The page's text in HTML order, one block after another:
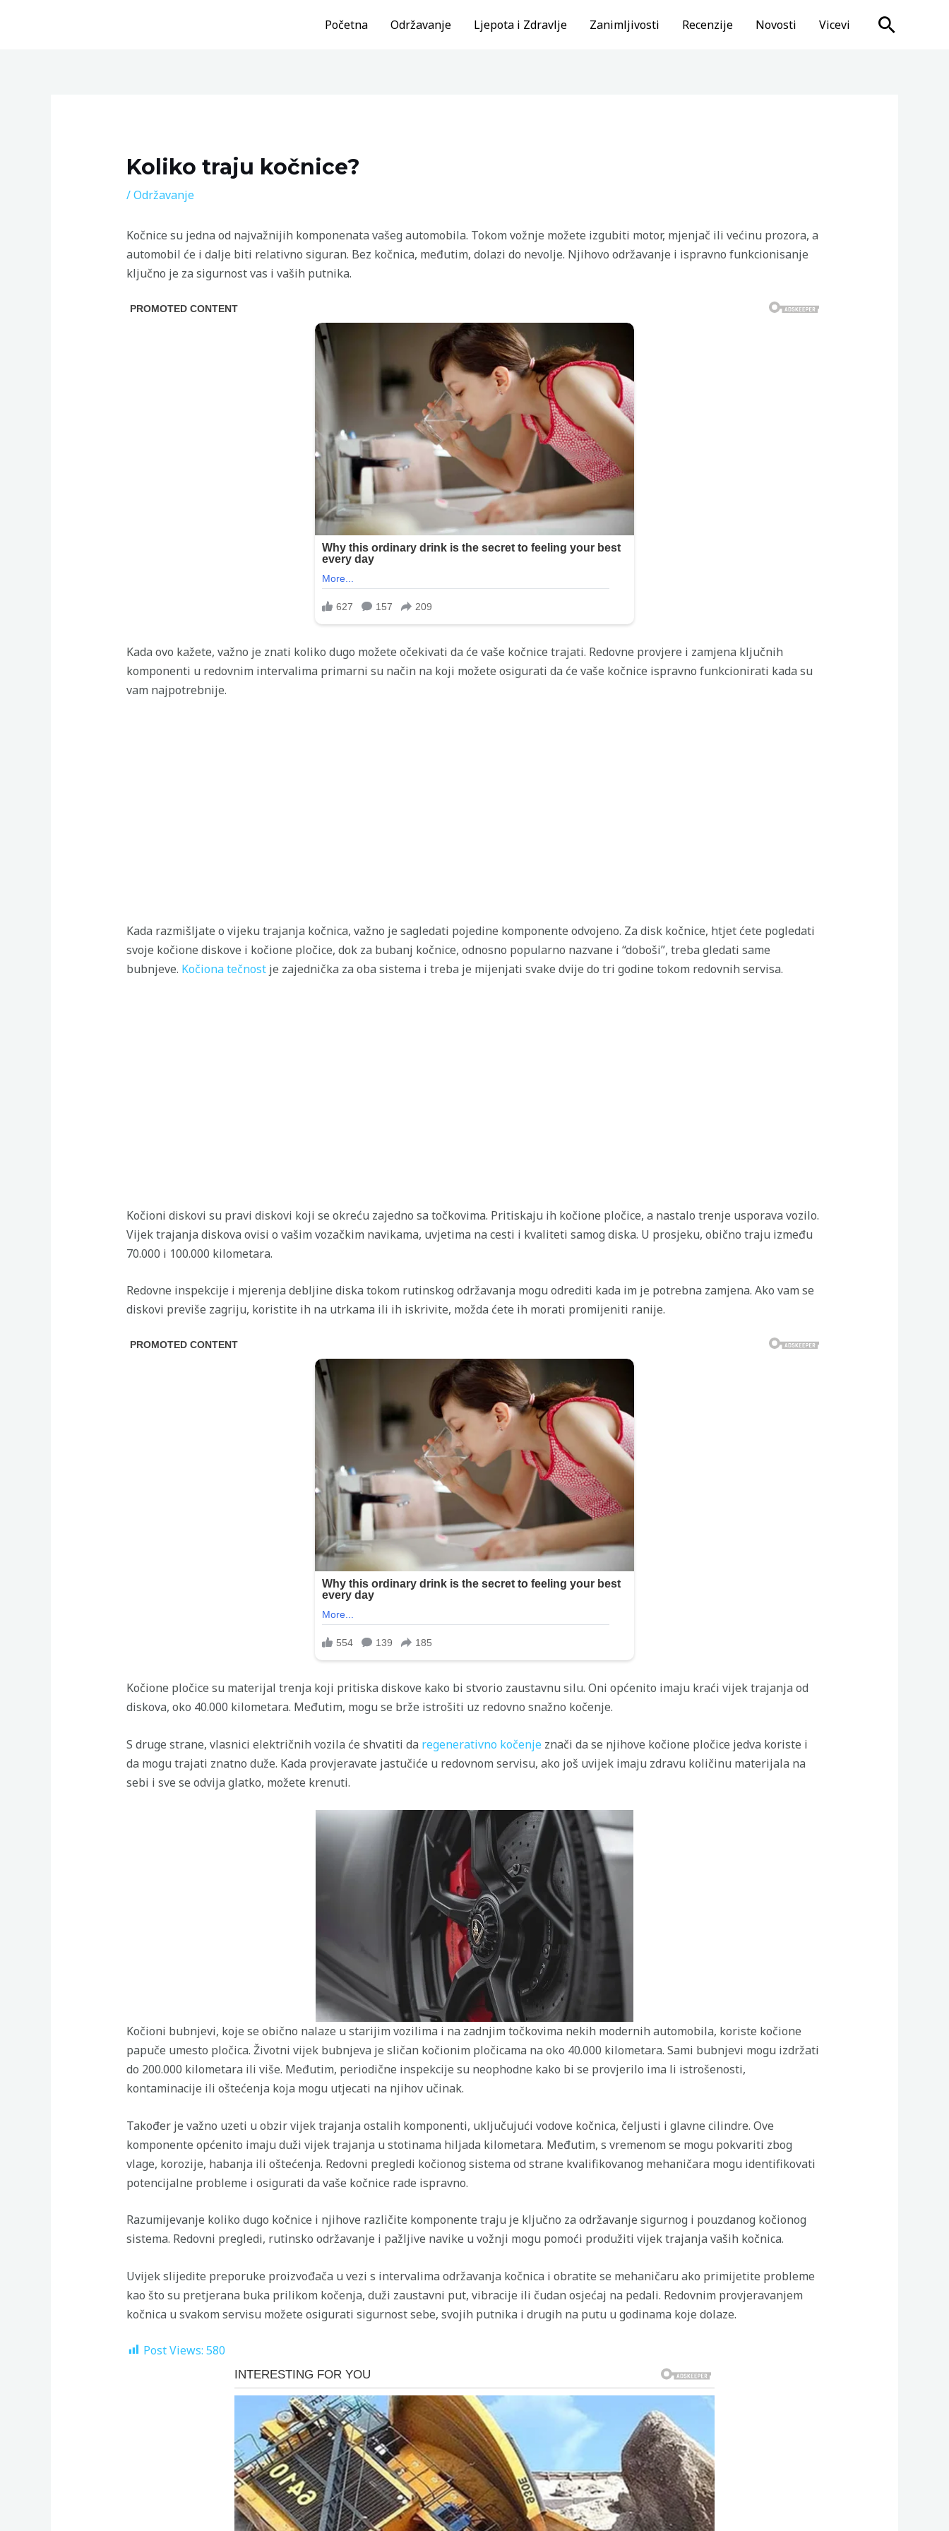
Početna Održavanje Ljepota i Zdravlje Zanimljivosti Recenzije Novosti Vicevi Search
Koliko traju kočnice?
/Održavanje
Kočnice su jedna od najvažnijih komponenata vašeg automobila. Tokom vožnje možete izgubiti motor, mjenjač ili većinu prozora, a
automobil će i dalje biti relativno siguran. Bez kočnica, međutim, dolazi do nevolje. Njihovo održavanje i ispravno funkcionisanje
ključno je za sigurnost vas i vaših putnika.
Kada ovo kažete, važno je znati koliko dugo možete očekivati ​​da će vaše kočnice trajati. Redovne provjere i zamjena ključnih
komponenti u redovnim intervalima primarni su način na koji možete osigurati da će vaše kočnice ispravno funkcionirati kada su
vam najpotrebnije.
Kada razmišljate o vijeku trajanja kočnica, važno je sagledati pojedine komponente odvojeno. Za disk kočnice, htjet ćete pogledati
svoje kočione diskove i kočione pločice, dok za bubanj kočnice, odnosno popularno nazvane i “doboši”, treba gledati same
bubnjeve. Kočiona tečnostje zajednička za oba sistema i treba je mijenjati svake dvije do tri godine tokom redovnih servisa.
Kočioni diskovi su pravi diskovi koji se okreću zajedno sa točkovima. Pritiskaju ih kočione pločice, a nastalo trenje usporava vozilo.
Vijek trajanja diskova ovisi o vašim vozačkim navikama, uvjetima na cesti i kvaliteti samog diska. U prosjeku, obično traju između
70.000 i 100.000 kilometara.
Redovne inspekcije i mjerenja debljine diska tokom rutinskog održavanja mogu odrediti kada im je potrebna zamjena. Ako vam se
diskovi previše zagriju, koristite ih na utrkama ili ih iskrivite, možda ćete ih morati promijeniti ranije.
Kočione pločice su materijal trenja koji pritiska diskove kako bi stvorio zaustavnu silu. Oni općenito imaju kraći vijek trajanja od
diskova, oko 40.000 kilometara. Međutim, mogu se brže istrošiti uz redovno snažno kočenje.
S druge strane, vlasnici električnih vozila će shvatiti da regenerativno kočenjeznači da se njihove kočione pločice jedva koriste i
da mogu trajati znatno duže. Kada provjeravate jastučiće u redovnom servisu, ako još uvijek imaju zdravu količinu materijala na
sebi i sve se odvija glatko, možete krenuti.
Kočioni bubnjevi, koje se obično nalaze u starijim vozilima i na zadnjim točkovima nekih modernih automobila, koriste kočione
papuče umesto pločica. Životni vijek bubnjeva je sličan kočionim pločicama na oko 40.000 kilometara. Sami bubnjevi mogu izdržati
do 200.000 kilometara ili više. Međutim, periodične inspekcije su neophodne kako bi se provjerilo ima li istrošenosti,
kontaminacije ili oštećenja koja mogu utjecati na njihov učinak.
Također je važno uzeti u obzir vijek trajanja ostalih komponenti, uključujući vodove kočnica, čeljusti i glavne cilindre. Ove
komponente općenito imaju duži vijek trajanja u stotinama hiljada kilometara. Međutim, s vremenom se mogu pokvariti zbog
vlage, korozije, habanja ili oštećenja. Redovni pregledi kočionog sistema od strane kvalifikovanog mehaničara mogu identifikovati
potencijalne probleme i osigurati da vaše kočnice rade ispravno.
Razumijevanje koliko dugo kočnice i njihove različite komponente traju je ključno za održavanje sigurnog i pouzdanog kočionog
sistema. Redovni pregledi, rutinsko održavanje i pažljive navike u vožnji mogu pomoći produžiti vijek trajanja vaših kočnica.
Uvijek slijedite preporuke proizvođača u vezi s intervalima održavanja kočnica i obratite se mehaničaru ako primijetite probleme
kao što su pretjerana buka prilikom kočenja, duži zaustavni put, vibracije ili čudan osjećaj na pedali. Redovnim provjeravanjem
kočnica u svakom servisu možete osigurati sigurnost sebe, svojih putnika i drugih na putu u godinama koje dolaze.
Post Views: 580